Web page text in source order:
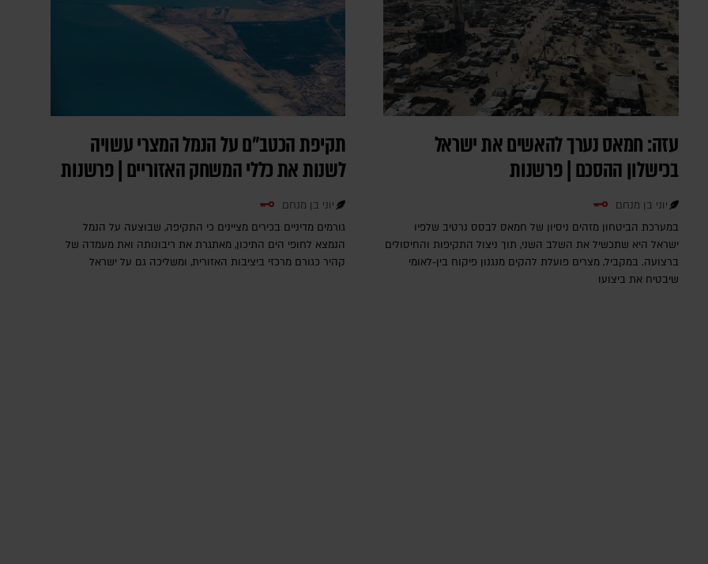
עזה: חמאס נערך להאשים את ישראל
בכישלון ההסכם | פרשנות
יוני בן מנחם
במערכת הביטחון מזהים ניסיון של חמאס לבסס נרטיב שלפיו
ישראל היא שתכשיל את השלב השני, תוך ניצול התקיפות והחיסולים
ברצועה. במקביל, מצרים פועלת להקים מנגנון פיקוח בין-לאומי
שיבטיח את ביצועו
תקיפת הכטב"ם על הנמל המצרי עשויה
לשנות את כללי המשחק האזוריים | פרשנות
יוני בן מנחם
גורמים מדיניים בכירים מציינים כי התקיפה, שבוצעה על הנמל
הנמצא לחופי הים התיכון, מאתגרת את ריבונותה ואת מעמדה של
קהיר כגורם מרכזי ביציבות האזורית, ומשליכה גם על ישראל